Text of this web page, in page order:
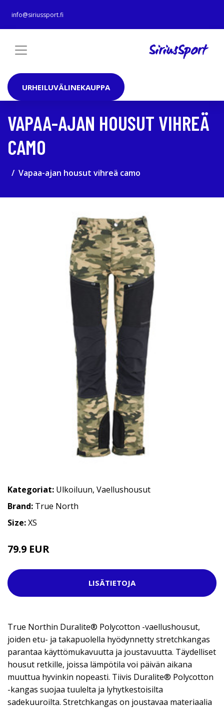
info@siriussport.fi
URHEILUVÄLINEKAUPPA
VAPAA-AJAN HOUSUT VIHREÄ
CAMO
Vapaa-ajan housut vihreä camo
Kategoriat: Ulkoiluun, Vaellushousut
Brand: True North
Size:XS
79.9 EUR
LISÄTIETOJA
True Northin Duralite® Polycotton -vaellushousut,
joiden etu- ja takapuolella hyödynnetty stretchkangas
parantaa käyttömukavuutta ja joustavuutta. Täydelliset
housut retkille, joissa lämpötila voi päivän aikana
muuttua hyvinkin nopeasti. Tiivis Duralite® Polycotton
-kangas suojaa tuulelta ja lyhytkestoisilta
sadekuuroilta. Stretchkangas on joustavaa materiaalia